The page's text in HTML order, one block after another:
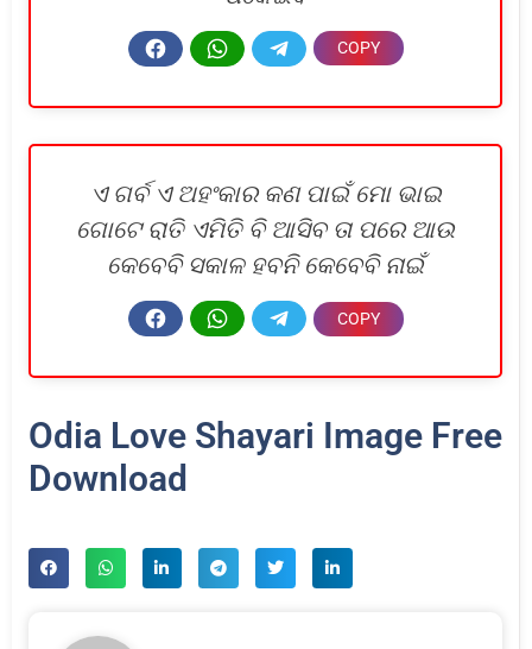
ଏ ଗର୍ବ ଏ ଅହଂକାର କଣ ପାଇଁ ମୋ ଭାଇ
ଗୋଟେ ରାତି ଏମିତି ବି ଆସିବ ତା ପରେ ଆଉ
କେବେବି ସକାଳ ହବନି କେବେବି ନାଇଁ
Odia Love Shayari Image Free
Download